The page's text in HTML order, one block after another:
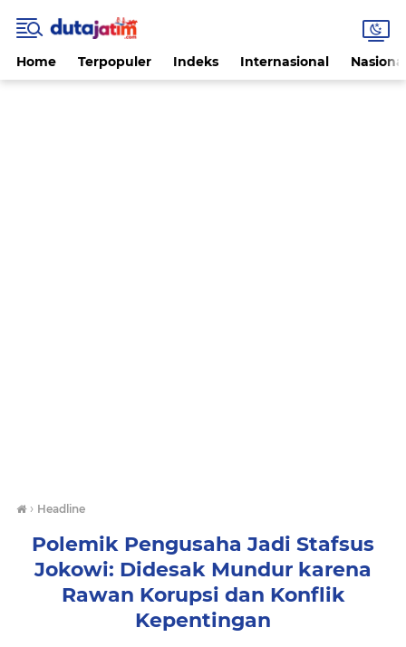
Home Terpopuler Indeks Internasional
› Headline
Polemik Pengusaha Jadi Stafsus
Jokowi: Didesak Mundur karena
Rawan Korupsi dan Konflik
Kepentingan